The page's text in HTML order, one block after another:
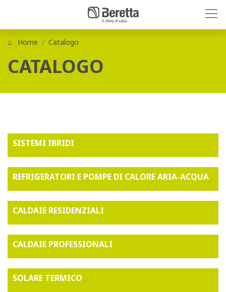
Home Catalogo
CATALOGO
SISTEMI IBRIDI
REFRIGERATORI E POMPE DI CALORE ARIA-ACQUA
CALDAIE RESIDENZIALI
CALDAIE PROFESSIONALI
SOLARE TERMICO